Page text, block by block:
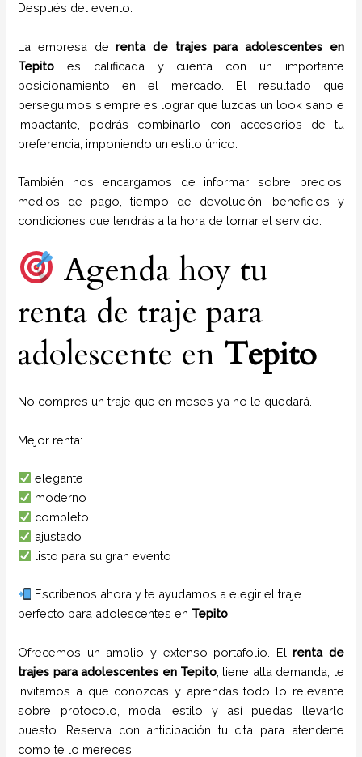
Después del evento.
La empresa derenta de trajes para adolescentes en
Tepito
es calificada y cuenta con un importante
posicionamiento en el mercado. El resultado que
perseguimos siempre es lograr que luzcas un look sano e
impactante, podrás combinarlo con accesorios de tu
preferencia, imponiendo un estilo único.
También nos encargamos de informar sobre precios,
medios de pago, tiempo de devolución, beneficios y
condiciones que tendrás a la hora de tomar el servicio.
Agenda hoy tu
renta de traje para
adolescente en Tepito
No compres un traje que en meses ya no le quedará.
Mejor renta:
elegante
moderno
completo
ajustado
listo para su gran evento
Escríbenos ahora y te ayudamos a elegir el traje
perfecto para adolescentes en Tepito
Ofrecemos un amplio y extenso portafolio. Elrenta de
trajes para adolescentes en Tepito , tiene alta demanda, te
invitamos a que conozcas y aprendas todo lo relevante
sobre protocolo, moda, estilo y así puedas llevarlo
puesto. Reserva con anticipación tu cita para atenderte
como te lo mereces.